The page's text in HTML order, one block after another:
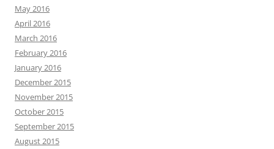
May 2016
April 2016
March 2016
February 2016
January 2016
December 2015
November 2015
October 2015
September 2015
August 2015